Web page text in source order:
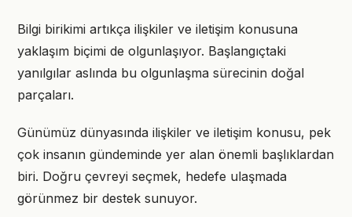
Bilgi birikimi artıkça ilişkiler ve iletişim konusuna
yaklaşım biçimi de olgunlaşıyor. Başlangıçtaki
yanılgılar aslında bu olgunlaşma sürecinin doğal
parçaları.
Günümüz dünyasında ilişkiler ve iletişim konusu, pek
çok insanın gündeminde yer alan önemli başlıklardan
biri. Doğru çevreyi seçmek, hedefe ulaşmada
görünmez bir destek sunuyor.